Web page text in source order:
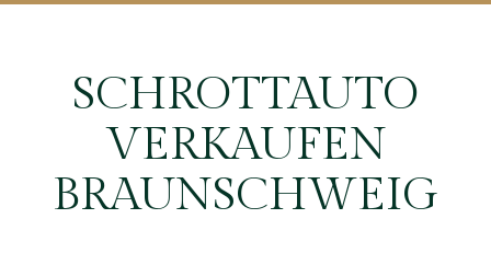
SCHROTTAUTO
VERKAUFEN
BRAUNSCHWEIG